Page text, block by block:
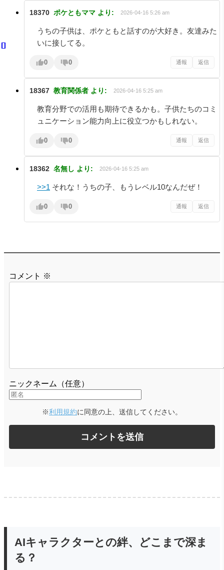
18370 ポケともママ より: 2026-04-16 5:26 am
うちの子供は、ポケともと話すのが大好き。友達みた
いに接してる。
0 0 通報 返信
18367 教育関係者 より: 2026-04-16 5:25 am
教育分野での活用も期待できるかも。子供たちのコミ
ュニケーション能力向上に役立つかもしれない。
0 0 通報 返信
18362 名無し より: 2026-04-16 5:25 am
>>1 それな！うちの子、もうレベル10なんだぜ！
0 0 通報 返信
コメント ※
ニックネーム（任意）
※利用規約に同意の上、送信してください。
AIキャラクターとの絆、どこまで深ま
る？